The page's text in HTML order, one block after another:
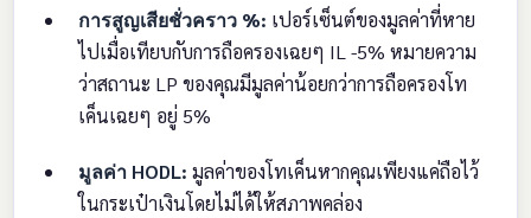
การสูญเสียชั่วคราว %: เปอร์เซ็นต์ของมูลค่าที่หาย
ไปเมื่อเทียบกับการถือครองเฉยๆ IL -5% หมายความ
ว่าสถานะ LP ของคุณมีมูลค่าน้อยกว่าการถือครองโท
เค็นเฉยๆ อยู่ 5%
มูลค่า HODL: มูลค่าของโทเค็นหากคุณเพียงแค่ถือไว้
ในกระเป๋าเงินโดยไม่ได้ให้สภาพคล่อง